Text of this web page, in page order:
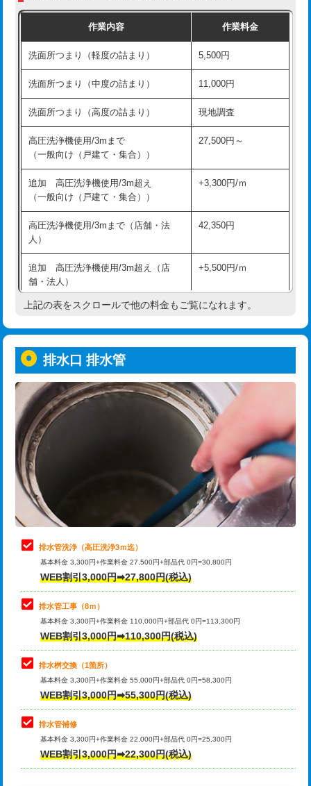
モルタル補修（厚さ10㎝まで） 27,500円
モルタル補修（厚さ10㎝超え） 38,500円
洗面台設置 38,500円
バスタブ設置 現場見積
追加人工 16,500円
廃棄・処分 現場見積
※給水管工事は20mmまでの価格です。
交換・取付（その他部品） 11,000円+材料費
持込商品取付（単水栓） 13,200円
持込商品取付（混合水栓） 16,500円
持込商品取付（浄水器・分岐水栓） 16,500円
給水管工事※（ホール加工) 16,500円
給水管工事※（バンド止め)
給水管工事※（支持金具設置) 5,500円
給水管工事※（保温材使用（バンド止
め込み）)
5,500円
給水管工事※（土の掘削・埋め戻し作
業)
11,000円
給水管工事※（塩ビ管（VP・HI）使
用/3ｍまで)
用（追加）/3ｍ超え)
給水管工事※（ライニング鋼管・銅
管・ポリ管・HT管使用/3ｍまで)
44,000円
給水管工事※（ライニング鋼管・銅
管・ポリ管・HT管使用/3ｍ超え)
+8,800円
排水管工事（土の掘削・埋め戻し作
業）
11,000円~
排水管工事（排水管工事/3ｍまで） 55,000円
排水管工事（追加 排水管工事/3ｍ超
え）
マス交換（土の掘削・埋め戻し作業）
マス交換（深さ50㎝未満）
マス交換（深さ50㎝以上）
コンクリート斫り（厚さ10㎝まで）
コンクリート斫り（厚さ10㎝超え）
モルタル補修（厚さ10㎝まで）
モルタル補修（厚さ10㎝超え）
作業内容 作業料金
洗面所つまり（軽度の詰まり） 5,500円
洗面所つまり（中度の詰まり） 11,000円
洗面所つまり（高度の詰まり） 現地調査
高圧洗浄機使用/3mまで
（一般向け（戸建て・集合））
27,500円～
追加 高圧洗浄機使用/3m超え
（一般向け（戸建て・集合））
+3,300円/ｍ
高圧洗浄機使用/3mまで（店舗・法
人）
42,350円
追加 高圧洗浄機使用/3m超え（店
舗・法人）
+5,500円/ｍ
高度高圧洗浄換 現地調査
トーラー機使用/3mまで
追加トーラー機使用/3m超え +3,300円
カメラ調査 33,000円
桝清掃 8,800円
止水・漏水調査・防水処理・清掃・修
理・調整・分解・加工など（軽作業）
11,000円
止水・漏水調査・防水処理・清掃・修
理・調整・分解・加工など（中作業）
22,000円
止水・漏水調査・防水処理・清掃・修
理・調整・分解・加工など（重作業）
33,000円
その他部品の脱着
交換・取付（タンク）
交換・取付(単水栓（壁付・デッキ
式）)
交換・取付(混合水栓（壁付・デッキ
式・ワンホール）)
16,500円+材料費
交換・取付(排水栓・排水トラップ
上記の表をスクロールで他の料金もご覧になれます。
排水口 排水管
排水管洗浄（高圧洗浄3ｍ迄）
基本料金 3,300円+作業料金 27,500円+部品代 0円=30,800円
WEB割引3,000円➡27,800円(税込)
排水管工事（8ｍ）
基本料金 3,300円+作業料金 110,000円+部品代 0円=113,300円
WEB割引3,000円➡110,300円(税込)
排水桝交換（1箇所）
基本料金 3,300円+作業料金 55,000円+部品代 0円=58,300円
WEB割引3,000円➡55,300円(税込)
排水管補修
基本料金 3,300円+作業料金 22,000円+部品代 0円=25,300円
WEB割引3,000円➡22,300円(税込)